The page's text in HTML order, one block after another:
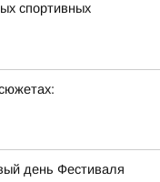
спортивных
день Фестиваля